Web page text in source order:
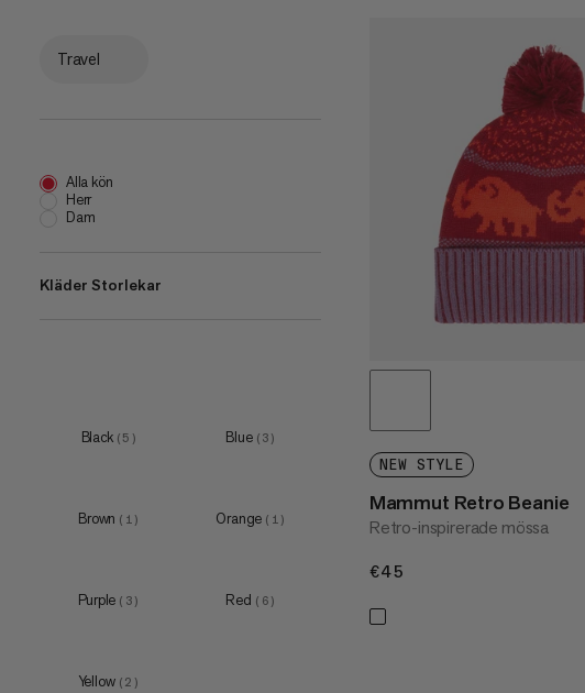
Travel
Alla kön
Herr
Dam
Kläder Storlekar
Black ( 5 ) Blue ( 3 )
Brown ( 1 ) Orange ( 1 )
Purple ( 3 ) Red ( 6 )
Yellow ( 2 )
NEW STYLE
Mammut Retro Beanie
Retro-inspirerade mössa
€45